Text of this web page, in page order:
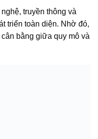
truyền thông và
triển toàn diện. Nhờ đó,
bằng giữa quy mô và